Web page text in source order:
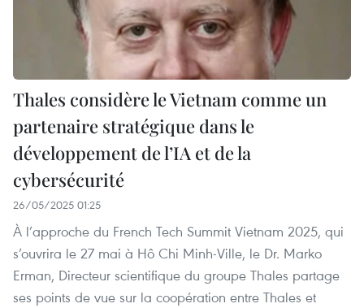
Thales considère le Vietnam comme un
partenaire stratégique dans le
développement de l’IA et de la
cybersécurité
26/05/2025 01:25
À l’approche du French Tech Summit Vietnam 2025, qui
s’ouvrira le 27 mai à Hô Chi Minh-Ville, le Dr. Marko
Erman, Directeur scientifique du groupe Thales partage
ses points de vue sur la coopération entre Thales et